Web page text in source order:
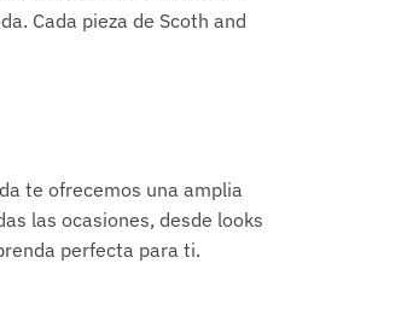
Cada pieza de Scoth and
te ofrecemos una amplia
las ocasiones, desde looks
perfecta para ti.